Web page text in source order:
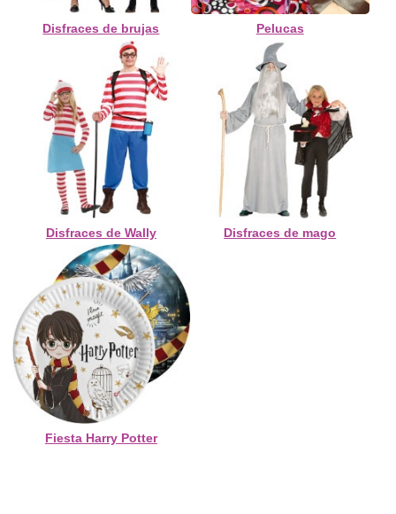
Disfraces de brujas Pelucas
Disfraces de Wally Disfraces de mago
Fiesta Harry Potter